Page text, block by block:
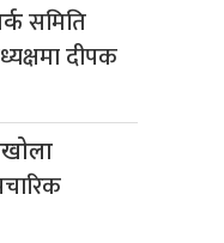
समिति
दीपक